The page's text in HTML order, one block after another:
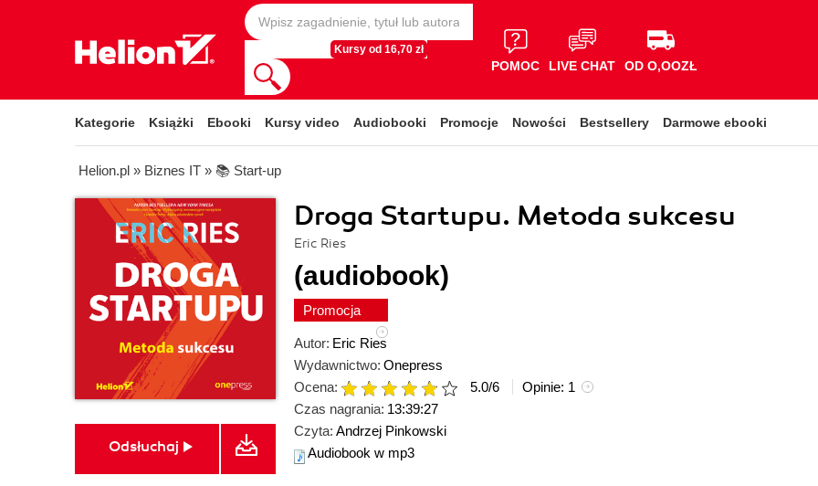
Kursy od 16,70 zł
POMOC LIVE CHAT OD O,OOZŁ
Kategorie Książki Ebooki Kursy video Audiobooki Promocje Nowości Bestsellery Darmowe ebooki
Helion.pl » Biznes IT » 📚 Start-up
Droga Startupu. Metoda sukcesu
Eric Ries
(audiobook)
Promocja
Odsłuchaj
Autor: Eric Ries
Wydawnictwo: Onepress
Ocena:
5.0/6 Opinie: 1
Czas nagrania: 13:39:27
Czyta: Andrzej Pinkowski
Audiobook w mp3